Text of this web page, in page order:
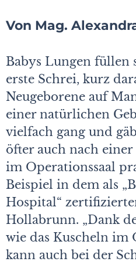
Von Mag.
Babys Lungen füllen
erste Schrei, kurz
Neugeborene auf
einer natürlichen
vielfach gang und
öfter auch nach
im Operationssaal
Beispiel in dem als
Hospital“
Hollabrunn. „Dank
wie das Kuscheln im
kann auch bei der